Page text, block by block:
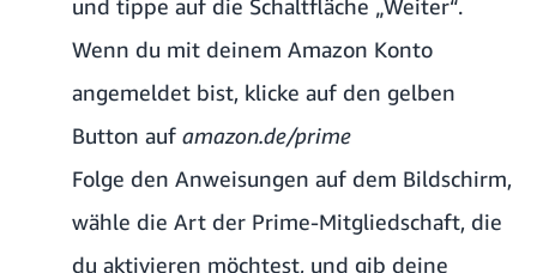
und tippe auf die Schaltfläche „Weiter“.
Wenn du mit deinem Amazon Konto
angemeldet bist, klicke auf den gelben
Button auf amazon.de/prime
Folge den Anweisungen auf dem Bildschirm,
wähle die Art der Prime-Mitgliedschaft, die
du aktivieren möchtest, und gib deine